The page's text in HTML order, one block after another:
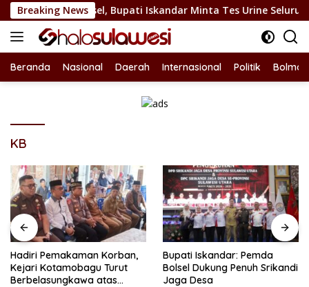
Langsung
ke
konten
Breaking News
Di Bolsel, Bupati Iskandar Minta Tes Urine Seluruh Pejabat
Beranda Nasional Daerah Internasional Politik
KB
Hadiri Pemakaman Korban,
Kejari Kotamobagu Turut
Berbelasungkawa atas
Bupati Iskandar: Pemda
Bolsel Dukung Penuh Srikandi
Jaga Desa